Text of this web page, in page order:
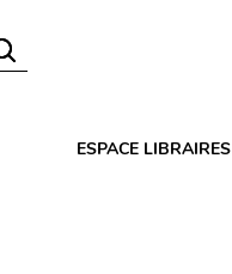
ESPACE LIBRAIRES